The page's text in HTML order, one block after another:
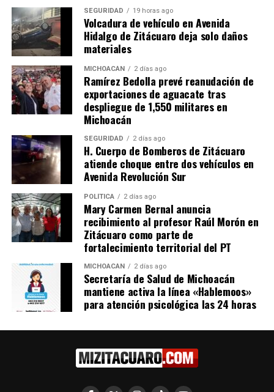
Accidente en cuatrimoto
deja 3 personas con severas
8 enero, 2022
En "Seguridad"
Pierde el control de su
cuatrimoto y derrapa en la
Zitácuaro
25 marzo, 2018
En "Zitácuaro"
Muere joven al chocar su
cuatrimoto contra un auto
en Zitácuaro
11 diciembre, 2013
En "Seguridad"
RELATED TOPICS:
UP NEXT
Incendio consume vivienda y vehículo en la tenencia de
Zirahuato de los Bernal
DON'T MISS
discriminación acuerdan capacitación en derechos
SEGURIDAD 19 horas ago
Volcadura de vehículo en Avenida
Hidalgo de Zitácuaro deja solo daños
materiales
MICHOACÁN 2 días ago
Ramírez Bedolla prevé reanudación de
exportaciones de aguacate tras
despliegue de 1,550 militares en
Michoacán
SEGURIDAD 2 días ago
H. Cuerpo de Bomberos de Zitácuaro
atiende choque entre dos vehículos en
Avenida Revolución Sur
POLÍTICA 2 días ago
Mary Carmen Bernal anuncia
recibimiento al profesor Raúl Morón en
Zitácuaro como parte de
fortalecimiento territorial del PT
MICHOACÁN 2 días ago
Secretaría de Salud de Michoacán
mantiene activa la línea «Hablemoos»
para atención psicológica las 24 horas